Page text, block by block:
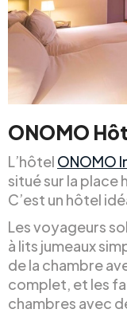
ONOMO
L’hôtel ONOMO
situé sur la place
C’est un hôtel
Les voyageurs
à lits jumeaux
de la chambre
complet, et les
chambres avec